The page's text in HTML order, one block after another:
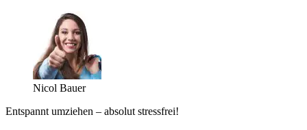
Nicol Bauer
Entspannt umziehen – absolut stressfrei!